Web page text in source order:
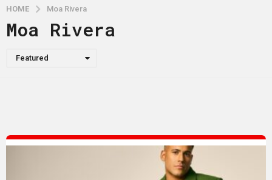
HOME Moa Rivera
Moa Rivera
Featured